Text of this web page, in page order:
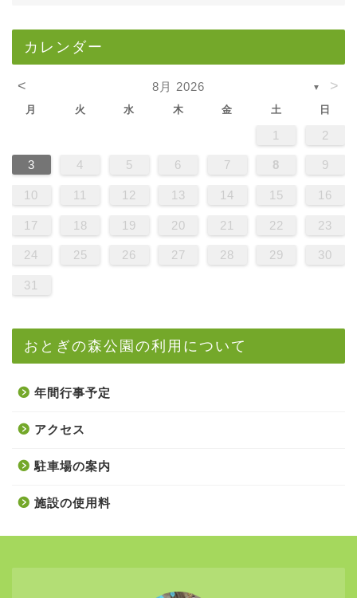
カレンダー
< 8月 2026 ▼ >
月 火 水 木 金 土 日
1 2
3 4 5 6 7 8 9
10 11 12 13 14 15 16
17 18 19 20 21 22 23
24 25 26 27 28 29 30
31
おとぎの森公園の利用について
年間行事予定
アクセス
駐車場の案内
施設の使用料